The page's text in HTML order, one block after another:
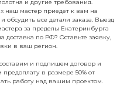
и другие требования.
наш мастер приедет к вам на
обсудить все детали заказа. Выезд
за пределы Екатеринбурга
доставка по РФ? Оставьте заявку,
в ваш регион.
и подпишем договор и
в размере 50% от
работу над вашим проектом.